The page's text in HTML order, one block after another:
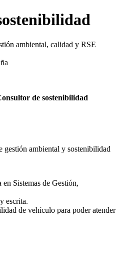
ambiental, calidad y RSE
de sostenibilidad
gestión ambiental y sostenibilidad
Sistemas de Gestión,
escrita.
de vehículo para poder atender